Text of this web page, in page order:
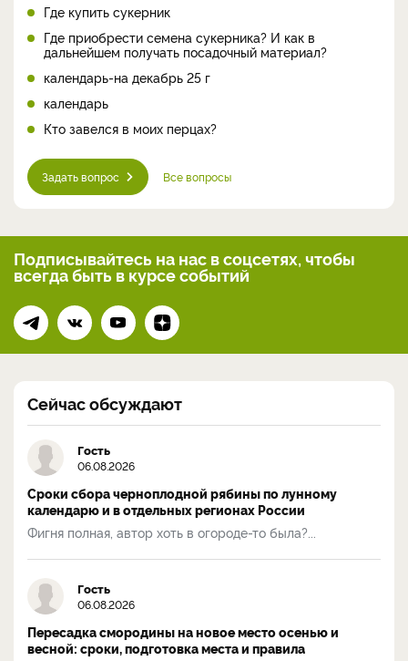
Где купить сукерник
Где приобрести семена сукерника? И как в
дальнейшем получать посадочный материал?
календарь-на декабрь 25 г
календарь
Кто завелся в моих перцах?
Задать вопрос Все вопросы
Подписывайтесь на нас в соцсетях, чтобы
всегдабыть в курсе событий
Сейчас обсуждают
Гость
06.08.2026
Сроки сбора черноплодной рябины по лунному
календарю и в отдельных регионах России
Фигня полная, автор хоть в огороде-то была?...
Гость
06.08.2026
Пересадка смородины на новое место осенью и
весной: сроки, подготовка места и правила